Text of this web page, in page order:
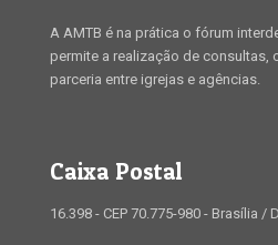
A AMTB é na prática o fórum
permite a realização de consultas,
parceria entre igrejas e agências.
Caixa Postal
16.398 - CEP 70.775-980 - Brasília /